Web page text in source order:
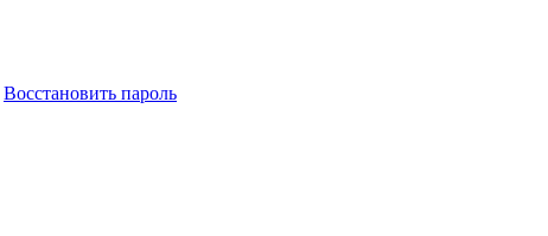
Восстановить пароль